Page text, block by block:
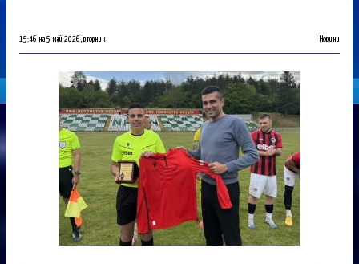
15:46 на 5 май 2026, вторник Новини